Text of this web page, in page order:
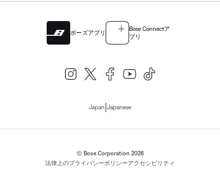
ボーズアプリ
Bose Connectア
プリ
Japan Japanese
© Bose Corporation 2026
法律上のプライバシーポリシーアクセシビリティ